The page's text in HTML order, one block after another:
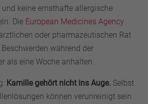
keine ernsthafte allergische
Die European Medicines Agency
oder pharmazeutischen Rat
während der
als eine Woche anhalten.
Kamille gehört nicht ins Auge. Selbst
können verunreinigt sein